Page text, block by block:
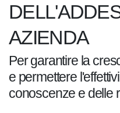
AZIENDA
Per garantire la
e permettere
conoscenze e delle